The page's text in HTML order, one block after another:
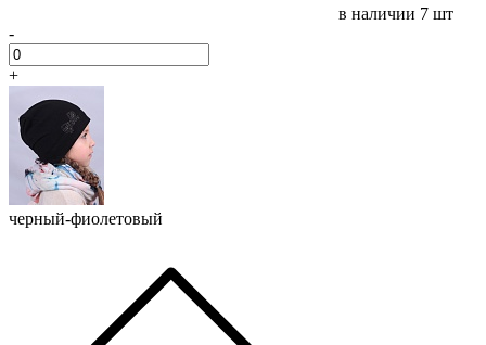
в наличии 7 шт
-
+
черный-фиолетовый